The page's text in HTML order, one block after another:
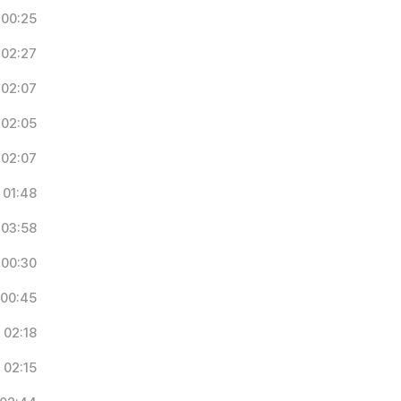
00:25
02:27
02:07
02:05
02:07
01:48
03:58
00:30
00:45
02:18
02:15